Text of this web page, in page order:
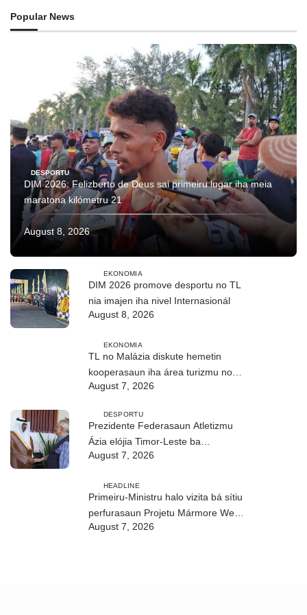
Popular News
DESPORTU
DIM 2026: Felizberto de Deus sai primeiru lugar iha meia
maratona kilómetru 21
August 8, 2026
EKONOMIA
DIM 2026 promove desportu no TL
nia imajen iha nivel Internasionál
August 8, 2026
EKONOMIA
TL no Malázia diskute hemetin
kooperasaun iha área turizmu no
edukasaun
August 7, 2026
DESPORTU
Prezidente Federasaun Atletizmu
Ázia elójia Timor-Leste ba
realizasaun DIM 2026
August 7, 2026
HEADLINE
Primeiru-Ministru halo vizita bá sítiu
perfurasaun Projetu Mármore We-
uah iha Ilimanu
August 7, 2026